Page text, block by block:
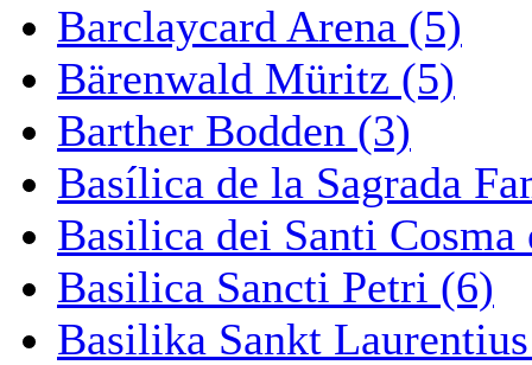
Barclaycard Arena (5)
Bärenwald Müritz (5)
Barther Bodden (3)
Basílica de la Sagrada
Basilica dei Santi
Basilica Sancti Petri (6)
Basilika Sankt